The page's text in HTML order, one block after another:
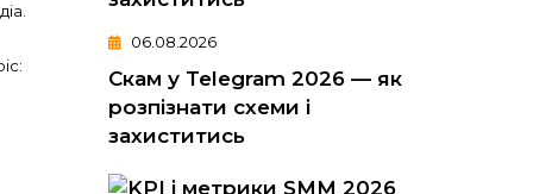
06.08.2026
Скам у Telegram 2026 — як
розпізнати схеми і
захиститись